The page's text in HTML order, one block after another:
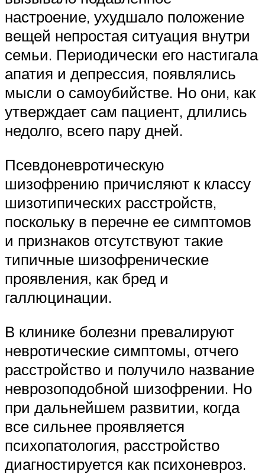
настроение, ухудшало положение
вещей непростая ситуация внутри
семьи. Периодически его настигала
апатия и депрессия, появлялись
мысли о самоубийстве. Но они, как
утверждает сам пациент, длились
недолго, всего пару дней.
Псевдоневротическую
шизофрению причисляют к классу
шизотипических расстройств,
поскольку в перечне ее симптомов
и признаков отсутствуют такие
типичные шизофренические
проявления, как бред и
галлюцинации.
В клинике болезни превалируют
невротические симптомы, отчего
расстройство и получило название
неврозоподобной шизофрении. Но
при дальнейшем развитии, когда
все сильнее проявляется
психопатология, расстройство
диагностируется как психоневроз.